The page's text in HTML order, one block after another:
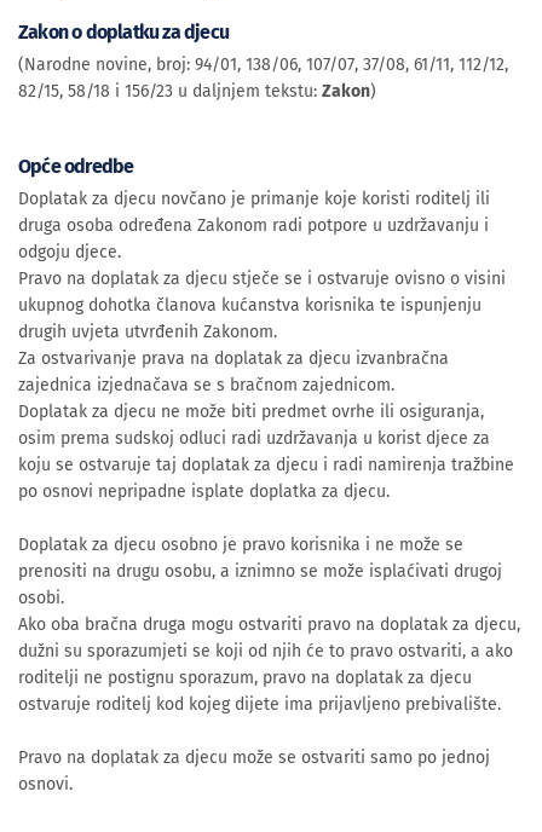
Zakon o doplatku za djecu
(Narodne novine, broj: 94/01, 138/06, 107/07, 37/08, 61/11, 112/12,
82/15, 58/18 i 156/23 u daljnjem tekstu: Zakon)
Opće odredbe
Doplatak za djecu novčano je primanje koje koristi roditelj ili
druga osoba određena Zakonom radi potpore u uzdržavanju i
odgoju djece.
Pravo na doplatak za djecu stječe se i ostvaruje ovisno o visini
ukupnog dohotka članova kućanstva korisnika te ispunjenju
drugih uvjeta utvrđenih Zakonom.
Za ostvarivanje prava na doplatak za djecu izvanbračna
zajednica izjednačava se s bračnom zajednicom.
Doplatak za djecu ne može biti predmet ovrhe ili osiguranja,
osim prema sudskoj odluci radi uzdržavanja u korist djece za
koju se ostvaruje taj doplatak za djecu i radi namirenja tražbine
po osnovi nepripadne isplate doplatka za djecu.
Doplatak za djecu osobno je pravo korisnika i ne može se
prenositi na drugu osobu, a iznimno se može isplaćivati drugoj
osobi.
Ako oba bračna druga mogu ostvariti pravo na doplatak za djecu,
dužni su sporazumjeti se koji od njih će to pravo ostvariti, a ako
roditelji ne postignu sporazum, pravo na doplatak za djecu
ostvaruje roditelj kod kojeg dijete ima prijavljeno prebivalište.
Pravo na doplatak za djecu može se ostvariti samo po jednoj
osnovi.